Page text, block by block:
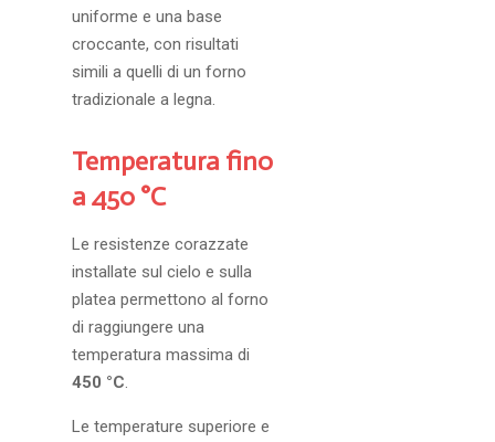
uniforme e una base
croccante, con risultati
simili a quelli di un forno
tradizionale a legna.
Temperatura fino
a 450 °C
Le resistenze corazzate
installate sul cielo e sulla
platea permettono al forno
di raggiungere una
temperatura massima di
450 °C
Le temperature superiore e